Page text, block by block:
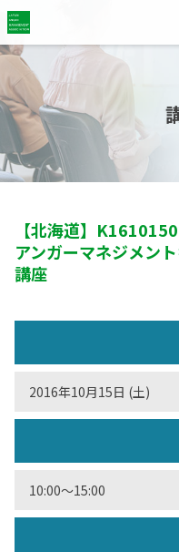
【北海道】
アンガーマネジメン
講座
2016年10月15日 (土)
10:00〜15:00